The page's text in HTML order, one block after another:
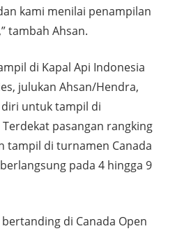
kami menilai penampilan
tambah Ahsan.
di Kapal Api Indonesia
julukan Ahsan/Hendra,
untuk tampil di
pasangan rangking
tampil di turnamen Canada
pada 4 hingga 9
di Canada Open